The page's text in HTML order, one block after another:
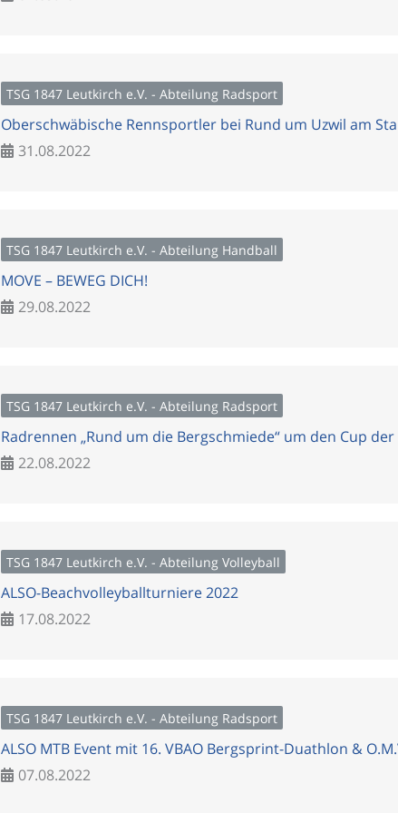
TSG 1847 Leutkirch e.V. - Abteilung Radsport
Oberschwäbische Rennsportler bei Rund um Uzwil am
31.08.2022
TSG 1847 Leutkirch e.V. - Abteilung Handball
MOVE – BEWEG DICH!
29.08.2022
TSG 1847 Leutkirch e.V. - Abteilung Radsport
Radrennen „Rund um die Bergschmiede“ um den Cup der
22.08.2022
TSG 1847 Leutkirch e.V. - Abteilung Volleyball
ALSO-Beachvolleyballturniere 2022
17.08.2022
TSG 1847 Leutkirch e.V. - Abteilung Radsport
ALSO MTB Event mit 16. VBAO Bergsprint-Duathlon &
07.08.2022